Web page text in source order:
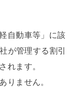
自動車等」に該
が管理する割引
れます。
りません。